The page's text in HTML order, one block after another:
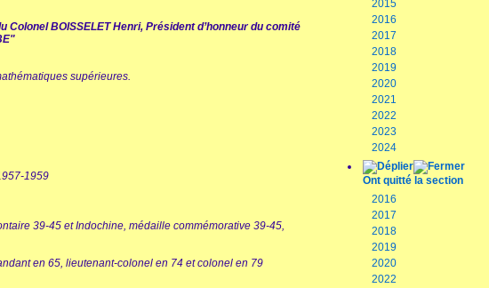
BOISSELET Henri, Président d’honneur du comité
supérieures.
1959
39-45 et Indochine, médaille commémorative 39-45,
en 65, lieutenant-colonel en 74 et colonel en 79
2015
2016
2017
2018
2019
2020
2021
2022
2023
2024
Ont quitté la section
2016
2017
2018
2019
2020
2022